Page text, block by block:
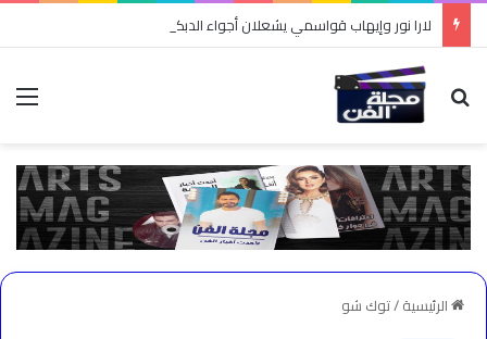
لارا نور وإيهاب قواسمي يشعلان أجواء الدبكة في “طربقة”
بحث عن
الرئيسية/توك شو